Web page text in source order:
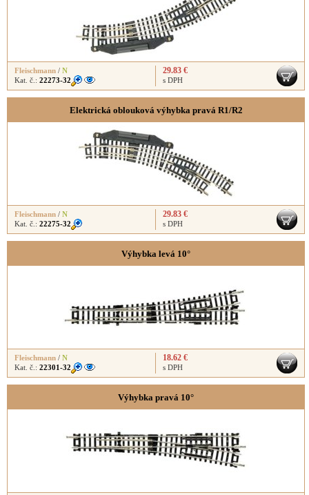
Fleischmann / N
Kat. č.: 22273-32
29.83 €
s DPH
Elektrická oblouková výhybka pravá R1/R2
Fleischmann / N
Kat. č.: 22275-32
29.83 €
s DPH
Výhybka levá 10°
Fleischmann / N
Kat. č.: 22301-32
18.62 €
s DPH
Výhybka pravá 10°